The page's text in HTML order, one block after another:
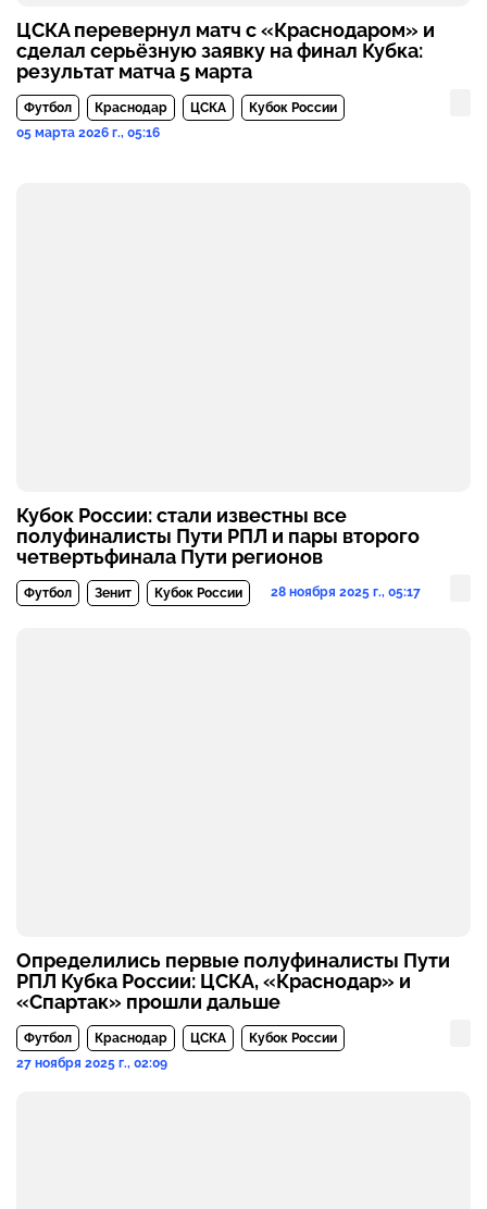
ЦСКА перевернул матч с «Краснодаром» и
сделал серьёзную заявку на финал Кубка:
результат матча 5 марта
Футбол Краснодар ЦСКА
Кубок России
05 марта 2026 г., 05:16
Кубок России: стали известны все
полуфиналисты Пути РПЛ и пары второго
четвертьфинала Пути регионов
Футбол Зенит Кубок России 28 ноября 2025 г., 05:17
Определились первые полуфиналисты Пути
РПЛ Кубка России: ЦСКА, «Краснодар» и
«Спартак» прошли дальше
Футбол Краснодар ЦСКА
Кубок России
27 ноября 2025 г., 02:09